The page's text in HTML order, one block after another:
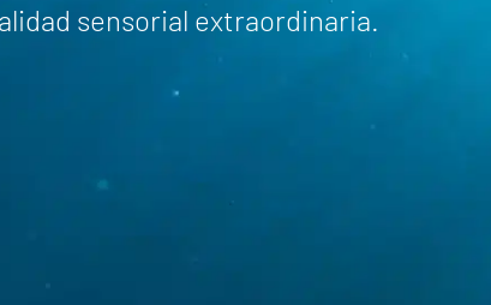
sensorial extraordinaria.